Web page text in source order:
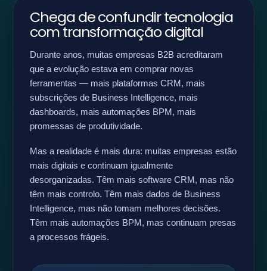
Chega de confundir tecnologia
com transformação digital
Durante anos, muitas empresas B2B acreditaram
que a evolução estava em comprar novas
ferramentas — mais plataformas CRM, mais
subscrições de Business Intelligence, mais
dashboards, mais automações BPM, mais
promessas de produtividade.
Mas a realidade é mais dura: muitas empresas estão
mais digitais e continuam igualmente
desorganizadas. Têm mais software CRM, mas não
têm mais controlo. Têm mais dados de Business
Intelligence, mas não tomam melhores decisões.
Têm mais automações BPM, mas continuam presas
a processos frágeis.